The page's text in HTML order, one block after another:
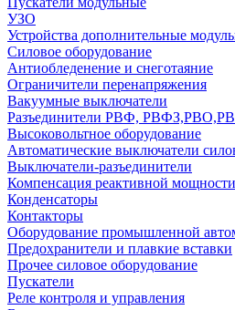
УЗО
Устройства дополнительные
Силовое оборудование
Антиобледенение и снеготаяние
Ограничители перенапряжения
Вакуумные выключатели
Разъединители РВФ,
Высоковольтное оборудование
Автоматические выключатели
Выключатели-разъединители
Компенсация реактивной мощности
Конденсаторы
Контакторы
Оборудование промышленной
Предохранители и плавкие вставки
Прочее силовое оборудование
Пускатели
Реле контроля и управления